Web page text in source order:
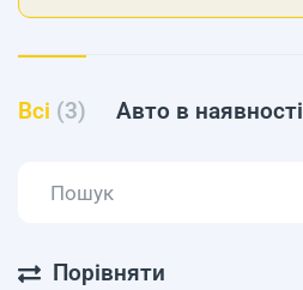
Всі (3) Авто в наявності
Порівняти